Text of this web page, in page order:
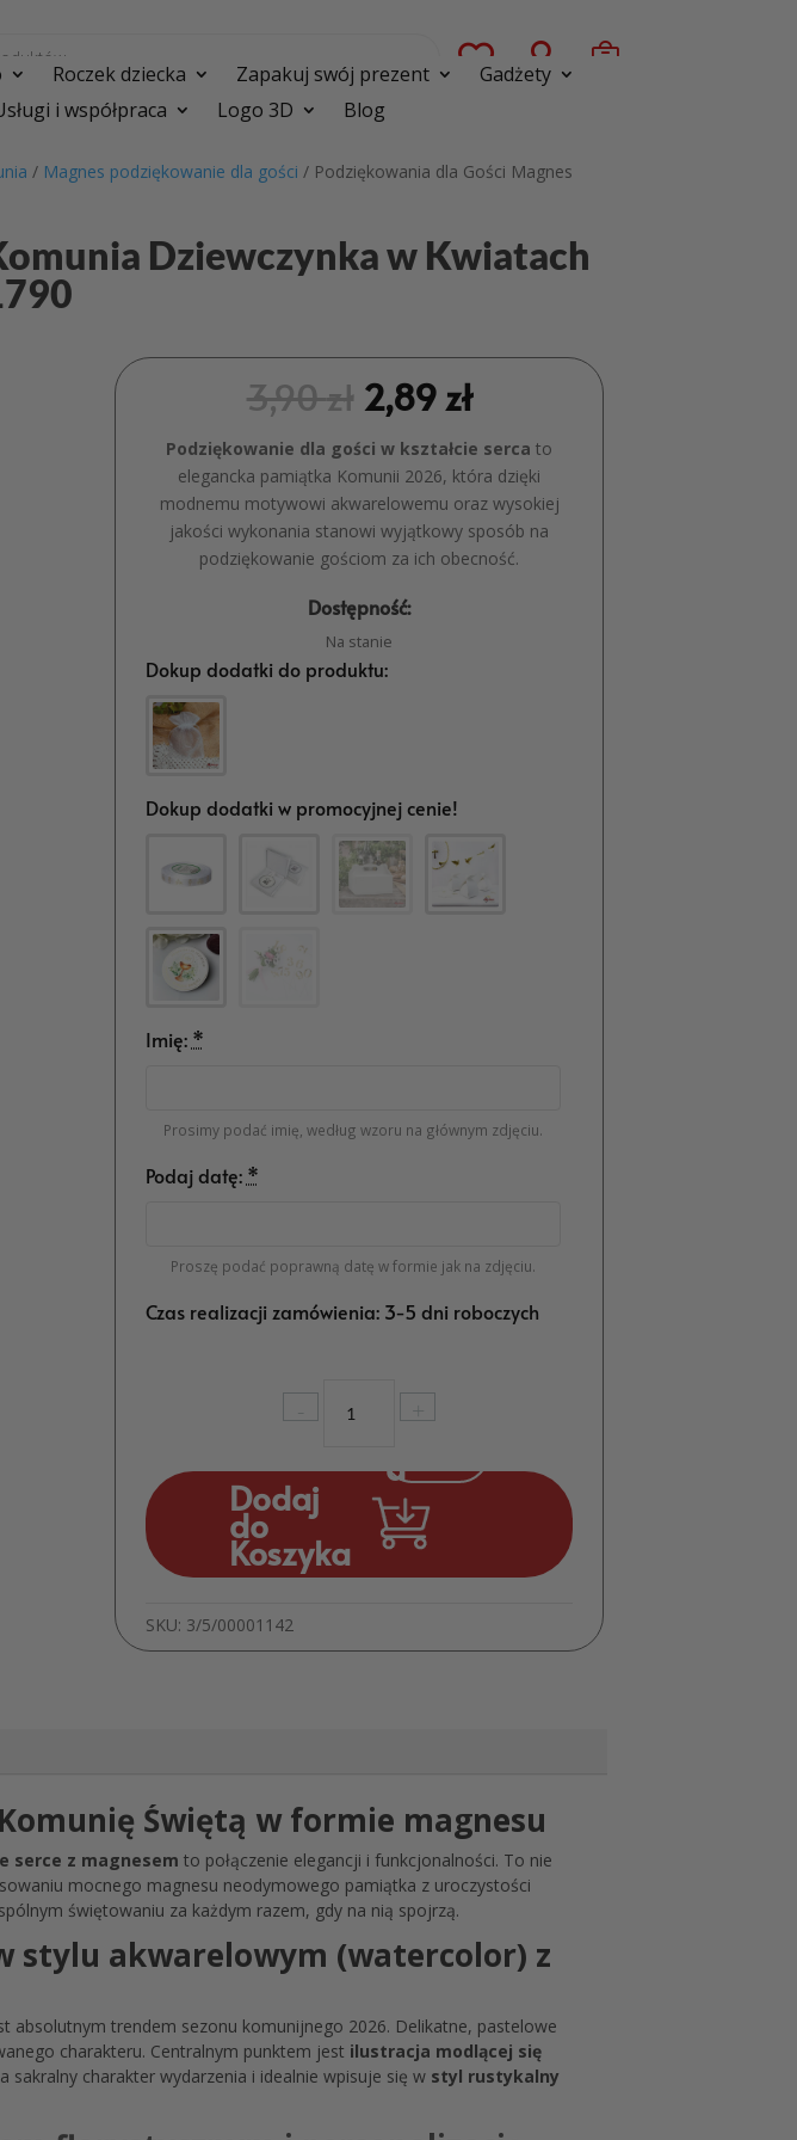
  
Roczek dziecka Zapakuj swój prezent
Gadżety
i współpraca Logo 3D Blog
/ Magnes podziękowanie dla gości / Podziękowania dla Gości Magnes
Dziewczynka w Kwiatach
3,90zł 2,89zł
Podziękowanie dla gości w kształcie serca to
elegancka pamiątka Komunii 2026, która dzięki
modnemu motywowi akwarelowemu oraz wysokiej
jakości wykonania stanowi wyjątkowy sposób na
podziękowanie gościom za ich obecność.
Dostępność:
Na stanie
Dokup dodatki do produktu:
Dokup dodatki w promocyjnej cenie!
Imię: *
Prosimy podać imię, według wzoru na głównym zdjęciu.
Podaj datę: *
Proszę podać poprawną datę w formie jak na zdjęciu.
Czas realizacji zamówienia: 3-5 dni roboczych
-
Podziękowania
Gości
Magnes
Komunia
Dziewczynka
w
+
Dodaj
do
Koszyka
SKU: 3/5/00001142
Świętą w formie magnesu
serce z magnesem to połączenie elegancji i funkcjonalności. To nie
mocnego magnesu neodymowego pamiątka z uroczystości
świętowaniu za każdym razem, gdy na nią spojrzą.
stylu akwarelowym (watercolor) z
absolutnym trendem sezonu komunijnego 2026. Delikatne, pastelowe
charakteru. Centralnym punktem jest ilustracja modlącej się
charakter wydarzenia i idealnie wpisuje się w styl rustykalny